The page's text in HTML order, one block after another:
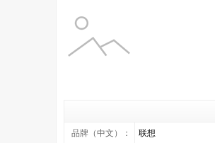
品牌（中文）： 联想